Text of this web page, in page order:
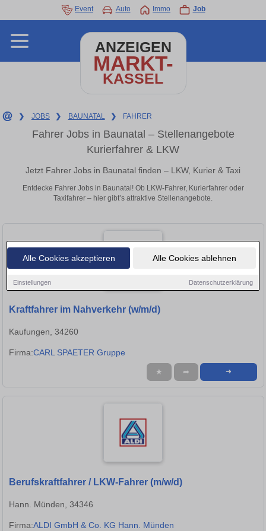
Alle Cookies akzeptieren Alle Cookies ablehnen
Einstellungen Datenschutzerklärung
Event Auto Immo Job
ANZEIGEN
MARKT-
KASSEL
❯ JOBS ❯ BAUNATAL ❯ FAHRER
Fahrer Jobs in Baunatal – Stellenangebote
Kurierfahrer & LKW
Jetzt Fahrer Jobs in Baunatal finden – LKW, Kurier & Taxi
Entdecke Fahrer Jobs in Baunatal! Ob LKW-Fahrer, Kurierfahrer oder
Taxifahrer – hier gibt’s attraktive Stellenangebote.
Kraftfahrer im Nahverkehr (w/m/d)
Kaufungen, 34260
Firma:CARL SPAETER Gruppe
★ ➦ ➜
Berufskraftfahrer / LKW-Fahrer (m/w/d)
Hann. Münden, 34346
Firma:ALDI GmbH & Co. KG Hann. Münden